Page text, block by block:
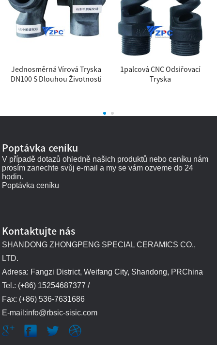
Jednosměrná Vírová Tryska
DN100 S Dlouhou Životností
1palcová CNC Odsiřovací
Tryska
Poptávka ceníku
V případě dotazů ohledně našich produktů nebo ceníku nám
prosím zanechte svůj e-mail a my se vám ozveme do 24
hodin.
Poptávka ceníku
Kontaktujte nás
SHANDONG ZHONGPENG SPECIAL CERAMICS CO.,
LTD.
Adresa: Fangzi District, Weifang City, Shandong, PRChina
Tel.: (+86) 15254687377 /
Fax: (+86) 536-7631686
E-mail:info@rbsic-sisic.com